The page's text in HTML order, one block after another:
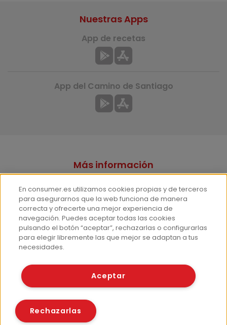
Más información
Hemeroteca
Contacto
Prensa
Corpus Lingüístico Consumer
Nuestras Apps
App de recetas
App del Camino de Santiago
© Fundación EROSKI
Políticas de cookies
En consumer.es utilizamos cookies propias y de terceros
para asegurarnos que la web funciona de manera
correcta y ofrecerte una mejor experiencia de
navegación. Puedes aceptar todas las cookies
pulsando el botón “aceptar”, rechazarlas o configurarlas
para elegir libremente las que mejor se adaptan a tus
necesidades.
Aceptar
Rechazarlas